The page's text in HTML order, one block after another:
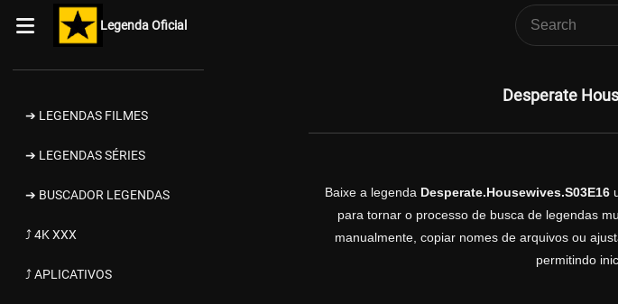
Legenda Oficial
➔ LEGENDAS FILMES
➔ LEGENDAS SÉRIES
➔ BUSCADOR LEGENDAS
⤴ 4K XXX
⤴ APLICATIVOS
Desperate
Baixe a legenda Desperate.Housewives.S03E16
para tornar o processo de busca de legendas
manualmente, copiar nomes de arquivos ou
permitindo